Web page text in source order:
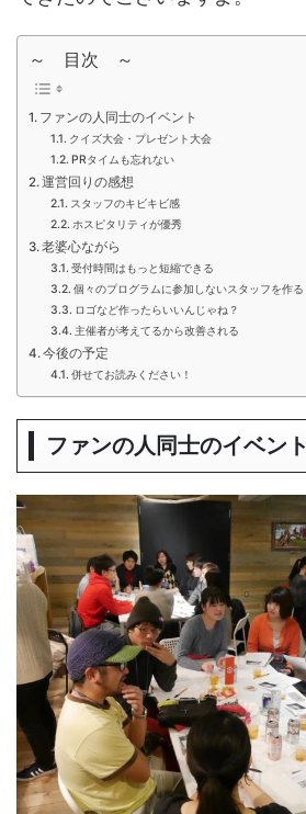
～ 目次 ～
ファンの人同士のイベント
クイズ大会・プレゼント大会
PRタイムも忘れない
運営回りの感想
スタッフのキビキビ感
ホスピタリティが優秀
老婆心ながら
受付時間はもっと短縮できる
個々のプログラムに参加しないスタッフを作る
ロゴなど作ったらいいんじゃね？
主催者が考えてるから改善される
今後の予定
併せてお読みください！
ファンの人同士のイベント